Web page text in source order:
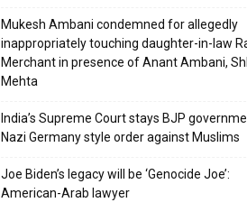
Mukesh Ambani condemned for allegedly
inappropriately touching daughter-in-law
Merchant in presence of Anant Ambani,
Mehta
India’s Supreme Court stays BJP
Nazi Germany style order against Muslims
Joe Biden’s legacy will be ‘Genocide Joe’:
American-Arab lawyer